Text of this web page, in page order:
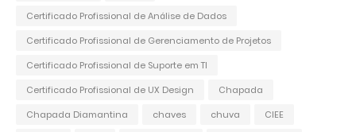
Certificado Profissional de Análise de Dados
Certificado Profissional de Gerenciamento de Projetos
Certificado Profissional de Suporte em TI
Certificado Profissional de UX Design
Chapada
Chapada Diamantina
chaves chuva
CIEE